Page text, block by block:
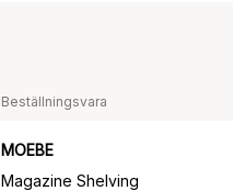
Beställningsvara
MOEBE
Magazine Shelving